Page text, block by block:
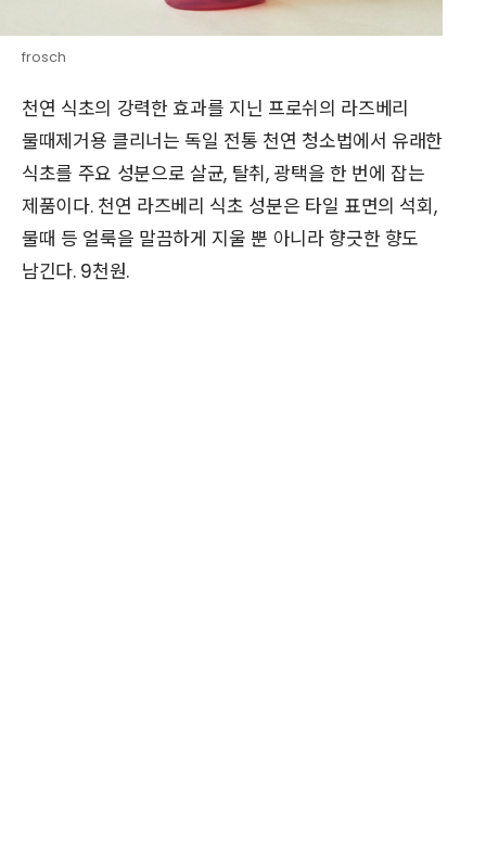
frosch
천연 식초의 강력한 효과를 지닌 프로쉬의 라즈베리
물때제거용 클리너는 독일 전통 천연 청소법에서 유래한
식초를 주요 성분으로 살균, 탈취, 광택을 한 번에 잡는
제품이다. 천연 라즈베리 식초 성분은 타일 표면의 석회,
물때 등 얼룩을 말끔하게 지울 뿐 아니라 향긋한 향도
남긴다. 9천원.